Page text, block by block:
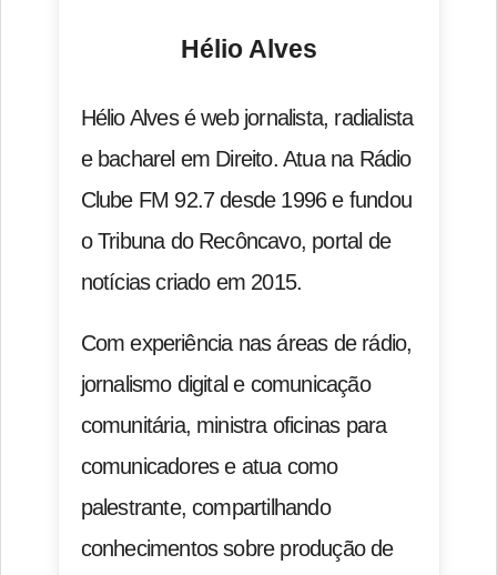
Hélio Alves
Hélio Alves é web jornalista, radialista
e bacharel em Direito. Atua na Rádio
Clube FM 92.7 desde 1996 e fundou
o Tribuna do Recôncavo, portal de
notícias criado em 2015.
Com experiência nas áreas de rádio,
jornalismo digital e comunicação
comunitária, ministra oficinas para
comunicadores e atua como
palestrante, compartilhando
conhecimentos sobre produção de